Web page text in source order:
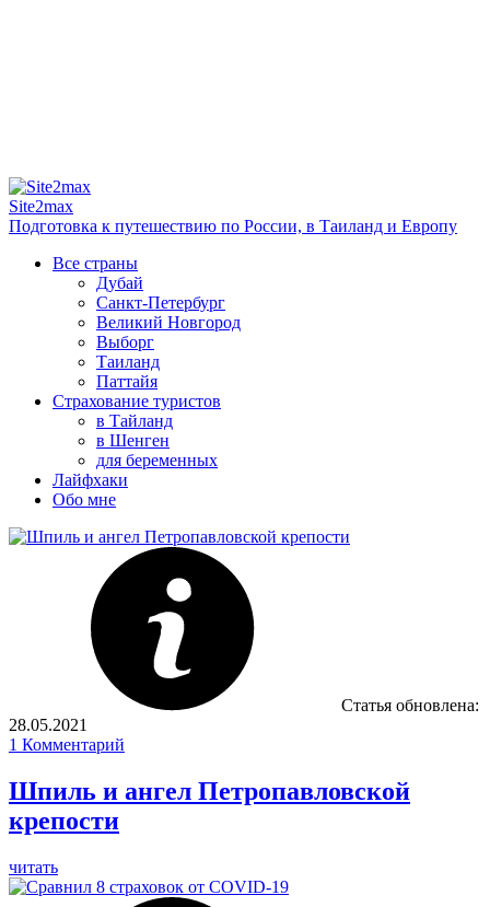
Site2max
Подготовка к путешествию по России, в Таиланд и Европу
Все страны
Дубай
Санкт-Петербург
Великий Новгород
Выборг
Таиланд
Паттайя
Страхование туристов
в Тайланд
в Шенген
для беременных
Лайфхаки
Обо мне
Статья обновлена:
28.05.2021
1 Комментарий
Шпиль и ангел Петропавловской
крепости
читать